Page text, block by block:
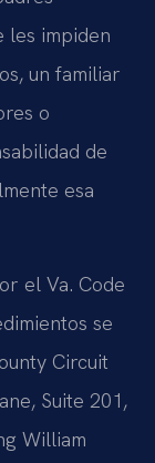
les impiden
un familiar
o
de
esa
el Va. Code
se
Circuit
Suite 201,
William